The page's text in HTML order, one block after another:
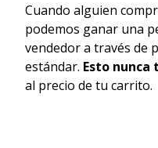
Cuando alguien
podemos ganar una
vendedor a través de
estándar. Esto nunca
al precio de tu carrito.